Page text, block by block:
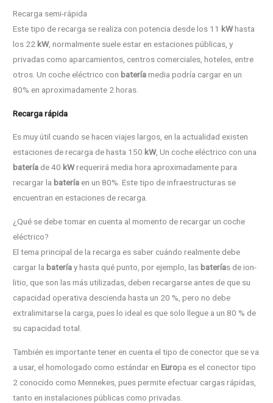
Recarga semi-rápida
Este tipo de recarga se realiza con potencia desde los 11 kWhasta
los 22 kW, normalmente suele estar en estaciones públicas, y
privadas como aparcamientos, centros comerciales, hoteles, entre
otros. Un coche eléctrico con bateríamedia podría cargar en un
80% en aproximadamente 2 horas.
Recarga rápida
Es muy útil cuando se hacen viajes largos, en la actualidad existen
estaciones de recarga de hasta 150 kW, Un coche eléctrico con una
batería de 40 kWrequerirá media hora aproximadamente para
recargar la batería en un 80%. Este tipo de infraestructuras se
encuentran en estaciones de recarga.
¿Qué se debe tomar en cuenta al momento de recargar un coche
eléctrico?
El tema principal de la recarga es saber cuándo realmente debe
cargar la bateríay hasta qué punto, por ejemplo, las baterías de ion-
litio, que son las más utilizadas, deben recargarse antes de que su
capacidad operativa descienda hasta un 20 %, pero no debe
extralimitarse la carga, pues lo ideal es que solo llegue a un 80 % de
su capacidad total.
También es importante tener en cuenta el tipo de conector que se va
a usar, el homologado como estándar enEuropa es el conector tipo
2 conocido como Mennekes, pues permite efectuar cargas rápidas,
tanto en instalaciones públicas como privadas.